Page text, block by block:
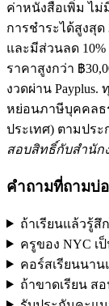
ค่าหนังสือเพิ่ม ไม่
การชำระได้สูงสุด
และมีส่วนลด
ราคาสูงกว่า ฿
งวดผ่าน
หย่อนภาษีบุคคลธ
ประเทศ) ตามปร
สอบสิทธิ์กับสำนัก
คำถามที่ถามบ่
ถ้าเรียนแล้วรู้สึ
ครูของ NYC เ
คอร์สเรียนนาน
ถ้าขาดเรียน ส